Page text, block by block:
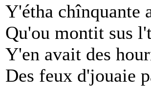
Y'étha chînquante
Qu'ou montit sus
Y'en avait des
Des feux d'jouaie